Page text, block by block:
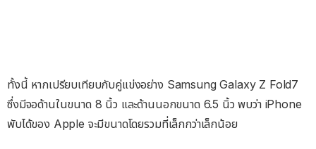
ทั้งนี้ หากเปรียบเทียบกับคู่แข่งอย่าง Samsung Galaxy Z Fold7
ซึ่งมีจอด้านในขนาด 8 นิ้ว และด้านนอกขนาด 6.5 นิ้ว พบว่า iPhone
พับได้ของ Apple จะมีขนาดโดยรวมที่เล็กกว่าเล็กน้อย